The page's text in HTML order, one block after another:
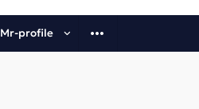
Mr-profile